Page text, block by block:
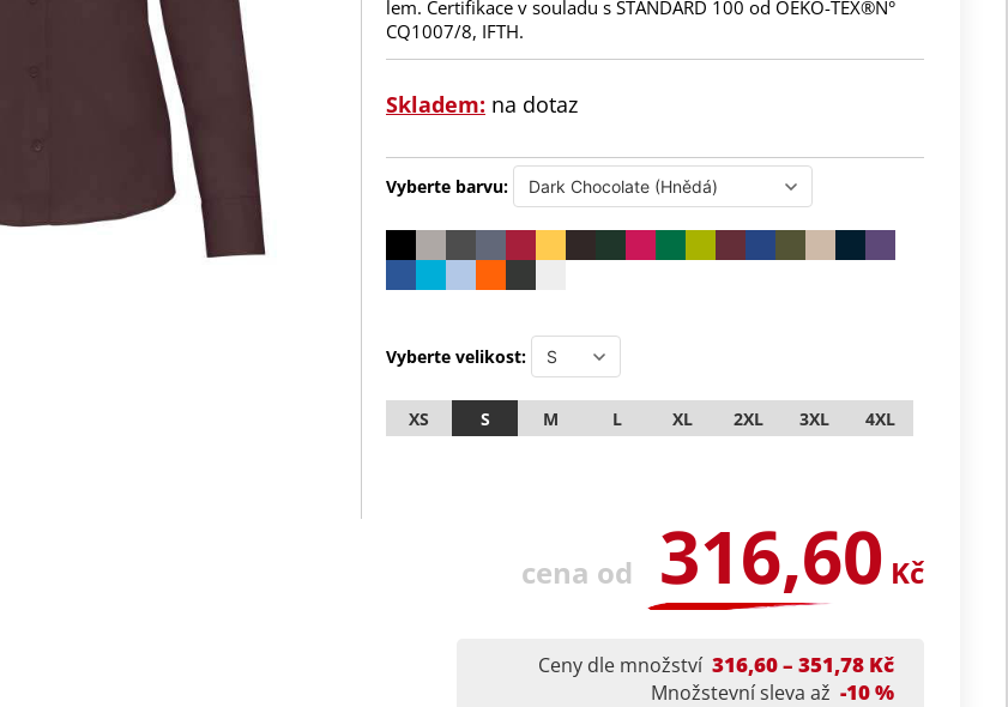
lem. Certifikace v souladu s STANDARD 100 od OEKO-TEX®N°
CQ1007/8, IFTH.
Skladem: na dotaz
Vyberte barvu:
Vyberte velikost:
XS S M L XL 2XL 3XL 4XL
cena od 316,60 Kč
Ceny dle množství 316,60 – 351,78 Kč
Množstevní sleva až -10 %